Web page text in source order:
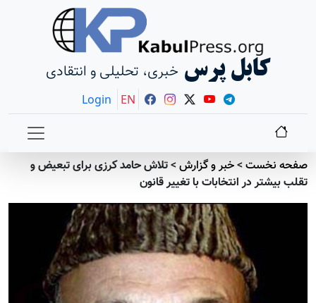
کابل پرس خبری، تحلیلی و انتقادی
Login EN
صفحه نخست>خبر و گزارش>تلاش حامد کرزی برای تبعیض و
تقلب بیشتر در انتخابات با تغییر قانون